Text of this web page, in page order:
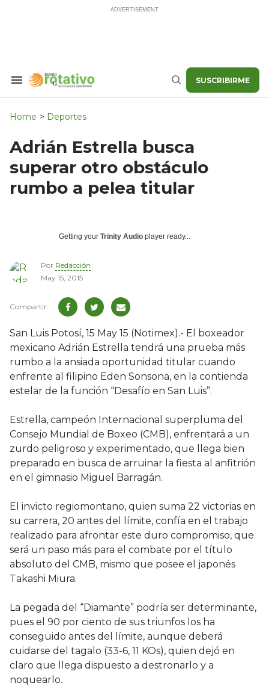
Search
Navigation
Buscar SUSCRIBIRME
Home > Deportes
Adrián Estrella busca
superar otro obstáculo
rumbo a pelea titular
Getting your Trinity Audio player ready...
Por Redacción
May 15, 2015
San Luis Potosí, 15 May 15 (Notimex).- El boxeador
mexicano Adrián Estrella tendrá una prueba más
rumbo a la ansiada oportunidad titular cuando
enfrente al filipino Eden Sonsona, en la contienda
estelar de la función “Desafío en San Luis”.
Estrella, campeón Internacional superpluma del
Consejo Mundial de Boxeo (CMB), enfrentará a un
zurdo peligroso y experimentado, que llega bien
preparado en busca de arruinar la fiesta al anfitrión
en el gimnasio Miguel Barragán.
El invicto regiomontano, quien suma 22 victorias en
su carrera, 20 antes del límite, confía en el trabajo
realizado para afrontar este duro compromiso, que
será un paso más para el combate por el título
absoluto del CMB, mismo que posee el japonés
Takashi Miura.
La pegada del “Diamante” podría ser determinante,
pues el 90 por ciento de sus triunfos los ha
conseguido antes del límite, aunque deberá
cuidarse del tagalo (33-6, 11 KOs), quien dejó en
claro que llega dispuesto a destronarlo y a
noquearlo.